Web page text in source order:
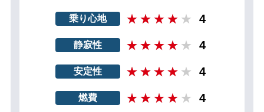
乗り心地 4
静寂性 4
安定性 4
燃費 4